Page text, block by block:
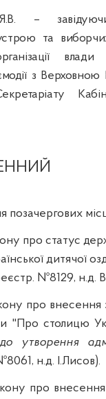
–
та
з
позачергових
про статус
дитячої
№8129, н.д.
про внесення
"Про столицю
утворення
н.д. І.Лисов).
про внесення